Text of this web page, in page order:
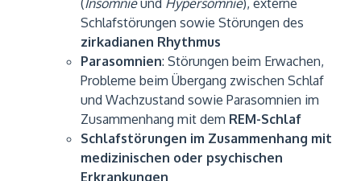
(Insomnieund Hypersomnie), externe
Schlafstörungen sowie Störungen des
zirkadianen Rhythmus
Parasomnien: Störungen beim Erwachen,
Probleme beim Übergang zwischen Schlaf
und Wachzustand sowie Parasomnien im
Zusammenhang mit dem REM-Schlaf
Schlafstörungen im Zusammenhang mit
medizinischen oder psychischen
Erkrankungen